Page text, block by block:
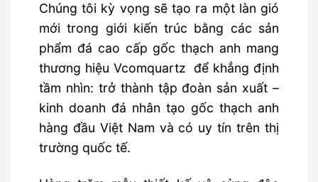
Chúng tôi kỳ vọng sẽ tạo ra một làn gió
mới trong giới kiến trúc bằng các sản
phẩm đá cao cấp gốc thạch anh mang
thương hiệu Vcomquartz để khẳng định
tầm nhìn: trở thành tập đoàn sản xuất –
kinh doanh đá nhân tạo gốc thạch anh
hàng đầu Việt Nam và có uy tín trên thị
trường quốc tế.